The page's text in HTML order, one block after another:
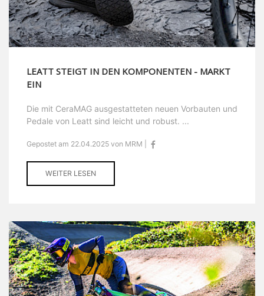
LEATT STEIGT IN DEN KOMPONENTEN - MARKT
EIN
Die mit CeraMAG ausgestatteten neuen Vorbauten und
Pedale von Leatt sind leicht und robust. ...
Gepostet am 22.04.2025 von MRM |
WEITER LESEN